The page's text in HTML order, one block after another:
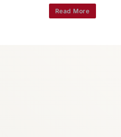
Read More